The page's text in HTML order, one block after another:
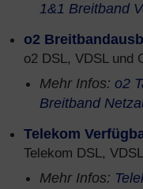
1&1 Breitband
o2
o2 DSL, VDSL und
Mehr Infos: o2
Breitband
Telekom
Telekom DSL,
Mehr Infos: